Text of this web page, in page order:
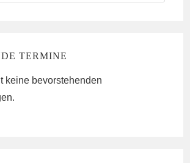
TERMINE
keine bevorstehenden